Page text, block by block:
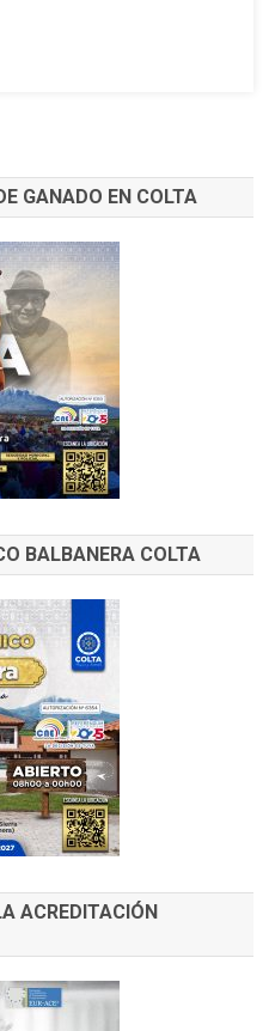
GANADO EN COLTA
BALBANERA COLTA
ACREDITACIÓN